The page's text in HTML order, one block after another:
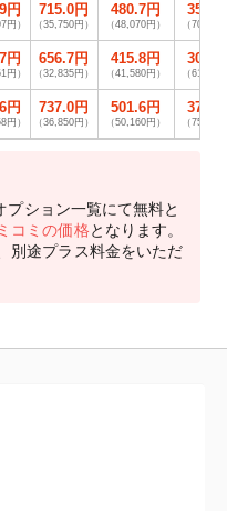
円
円）
715.0円
（35,750円）
480.7円
（48,070円）
354.2
（70,840
円
円）
656.7円
（32,835円）
415.8円
（41,580円）
306.9
（61,380
円
円）
737.0円
（36,850円）
501.6円
（50,160円）
375.1
（75,020
プション一覧にて無料と
コミの価格となります。
別途プラス料金をいただ